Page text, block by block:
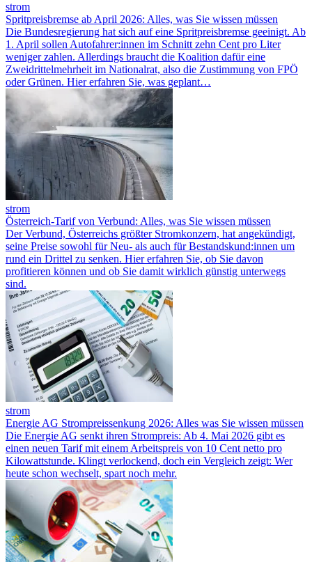
strom
Spritpreisbremse ab April 2026: Alles, was Sie wissen müssen
Die Bundesregierung hat sich auf eine Spritpreisbremse geeinigt. Ab
1. April sollen Autofahrer:innen im Schnitt zehn Cent pro Liter
weniger zahlen. Allerdings braucht die Koalition dafür eine
Zweidrittelmehrheit im Nationalrat, also die Zustimmung von FPÖ
oder Grünen. Hier erfahren Sie, was geplant…
strom
Österreich-Tarif von Verbund: Alles, was Sie wissen müssen
Der Verbund, Österreichs größter Stromkonzern, hat angekündigt,
seine Preise sowohl für Neu- als auch für Bestandskund:innen um
rund ein Drittel zu senken. Hier erfahren Sie, ob Sie davon
profitieren können und ob Sie damit wirklich günstig unterwegs
sind.
strom
Energie AG Strompreissenkung 2026: Alles was Sie wissen müssen
Die Energie AG senkt ihren Strompreis: Ab 4. Mai 2026 gibt es
einen neuen Tarif mit einem Arbeitspreis von 10 Cent netto pro
Kilowattstunde. Klingt verlockend, doch ein Vergleich zeigt: Wer
heute schon wechselt, spart noch mehr.